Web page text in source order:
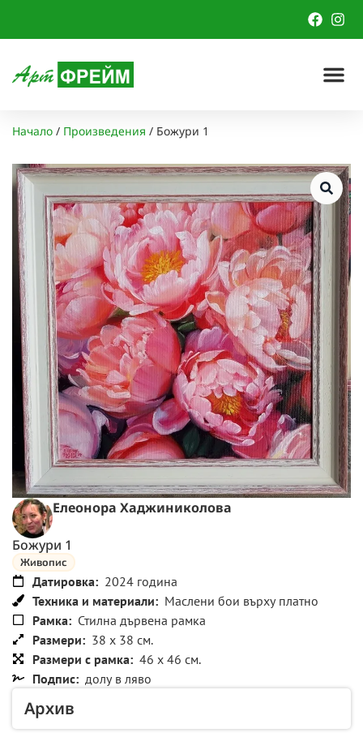
Начало / Произведения / Божури 1
Елеонора Хаджиниколова
Божури 1
Живопис
Датировка: 2024 година
Техника и материали: Маслени бои върху платно
Рамка: Стилна дървена рамка
Размери: 38 x 38 см.
Размери с рамка: 46 x 46 см.
Подпис: долу в ляво
Архив